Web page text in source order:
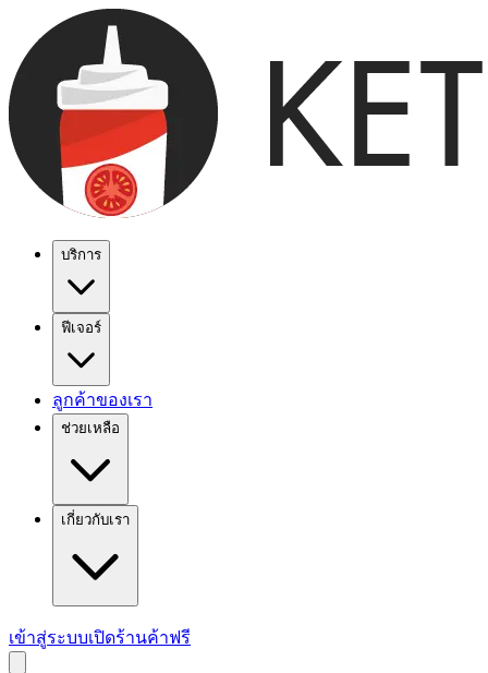
บริการ
ฟีเจอร์
ลูกค้าของเรา
ช่วยเหลือ
เกี่ยวกับเรา
เข้าสู่ระบบเปิดร้านค้าฟรี